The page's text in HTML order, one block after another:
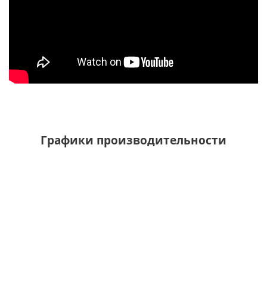
Графики производительности